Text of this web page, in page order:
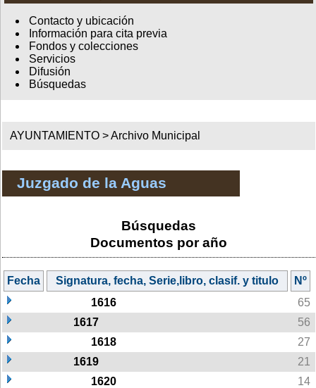
Contacto y ubicación
Información para cita previa
Fondos y colecciones
Servicios
Difusión
Búsquedas
AYUNTAMIENTO >Archivo Municipal
Juzgado de la Aguas
Búsquedas
Documentos por año
Fecha Signatura, fecha, Serie,libro, clasif. y titulo
Nº
1616
65
1617
56
1618
27
1619
21
1620
14